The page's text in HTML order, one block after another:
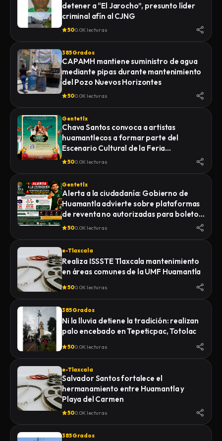
LA FISCALÍA GENERAL DE JUSTICIA DEL
ESTADO (FGJE) INICIÓ UNA CARPETA DE
INVESTIGACIÓN POR EL DELITO DE
HOMICIDIO CALIFICADO EN CONTRA DE
QUIEN O QUIENES RESULTEN
RESPONSABLES
detener a “El Jarocho”, presunto líder
criminal afín al CJNG
500.0K lecturas
385 Grados
CAPAMH mantiene suministro de agua
mediante pipas durante mantenimiento
del Pozo Nuevos Horizontes
500.0K lecturas
Gentetlx
Chava Santos convoca a artistas
huamantlecos a formar parte del
Escenario Cultural de la Feria
Internacional del Arte Efímero y la Dalia
500.0K lecturas
Gentetlx
Alerta a la ciudadanía: Gobierno de
Huamantla advierte sobre plataformas
de reventa no autorizadas para boletos
de la Feria 2026
500.0K lecturas
e-Tlaxcala
Realiza ISSSTE Tlaxcala mantenimiento
en áreas comunes de la UMF Huamantla
500.0K lecturas
385 Grados
Ni la lluvia detiene la tradición: realizan
palo encebado en Tepeticpac, Totolac
500.0K lecturas
e-Tlaxcala
Salvador Santos fortalece el
hermanamiento entre Huamantla y
Playa del Carmen
500.0K lecturas
385 Grados